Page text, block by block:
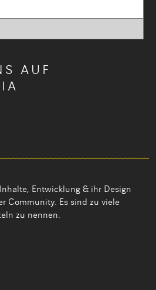
AUF
Entwicklung & ihr Design
Community. Es sind zu viele
zu nennen.